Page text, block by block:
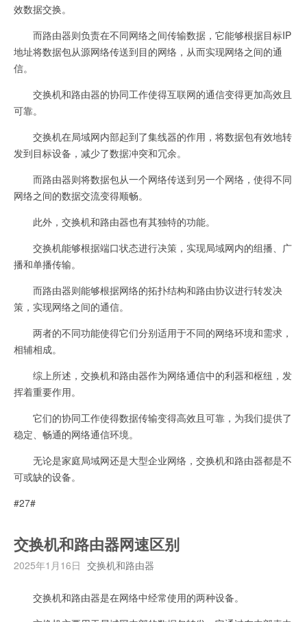
效数据交换。
而路由器则负责在不同网络之间传输数据，它能够根据目标IP
地址将数据包从源网络传送到目的网络，从而实现网络之间的通
信。
交换机和路由器的协同工作使得互联网的通信变得更加高效且
可靠。
交换机在局域网内部起到了集线器的作用，将数据包有效地转
发到目标设备，减少了数据冲突和冗余。
而路由器则将数据包从一个网络传送到另一个网络，使得不同
网络之间的数据交流变得顺畅。
此外，交换机和路由器也有其独特的功能。
交换机能够根据端口状态进行决策，实现局域网内的组播、广
播和单播传输。
而路由器则能够根据网络的拓扑结构和路由协议进行转发决
策，实现网络之间的通信。
两者的不同功能使得它们分别适用于不同的网络环境和需求，
相辅相成。
综上所述，交换机和路由器作为网络通信中的利器和枢纽，发
挥着重要作用。
它们的协同工作使得数据传输变得高效且可靠，为我们提供了
稳定、畅通的网络通信环境。
无论是家庭局域网还是大型企业网络，交换机和路由器都是不
可或缺的设备。
#27#
交换机和路由器网速区别
2025年1月16日 交换机和路由器
交换机和路由器是在网络中经常使用的两种设备。